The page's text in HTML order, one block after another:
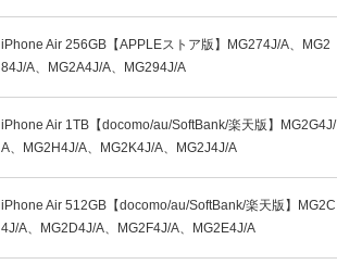
iPhone Air 256GB【APPLEストア版】MG274J/A、MG2
84J/A、MG2A4J/A、MG294J/A
iPhone Air 1TB【docomo/au/SoftBank/楽天版】MG2G4J/
A、MG2H4J/A、MG2K4J/A、MG2J4J/A
iPhone Air 512GB【docomo/au/SoftBank/楽天版】MG2C
4J/A、MG2D4J/A、MG2F4J/A、MG2E4J/A